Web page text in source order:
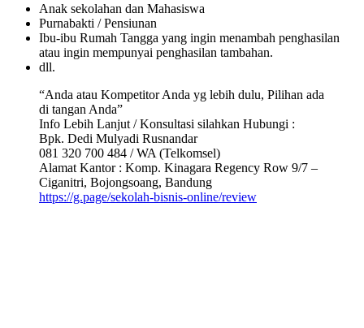
Anak sekolahan dan Mahasiswa
Purnabakti / Pensiunan
Ibu-ibu Rumah Tangga yang ingin menambah penghasilan
atau ingin mempunyai penghasilan tambahan.
dll.
“Anda atau Kompetitor Anda yg lebih dulu, Pilihan ada
di tangan Anda”
Info Lebih Lanjut / Konsultasi silahkan Hubungi :
Bpk. Dedi Mulyadi Rusnandar
081 320 700 484 / WA (Telkomsel)
Alamat Kantor : Komp. Kinagara Regency Row 9/7 –
Ciganitri, Bojongsoang, Bandung
https://g.page/sekolah-bisnis-online/review